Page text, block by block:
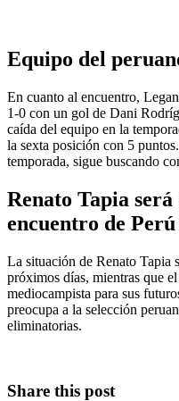
Equipo del
En cuanto al encuentro,
1-0 con un gol de Dani
caída del equipo en la
la sexta posición con 5
temporada, sigue buscando
Renato Tapia será
encuentro de
La situación de Renato Tapia
próximos días, mientras que
mediocampista para sus
preocupa a la selección
eliminatorias.
Share this post